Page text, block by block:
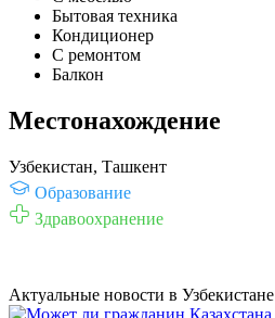
Бытовая техника
Кондиционер
С ремонтом
Балкон
Местонахождение
Узбекистан, Ташкент
Образование
Здравоохранение
Актуальные новости в Узбекистане